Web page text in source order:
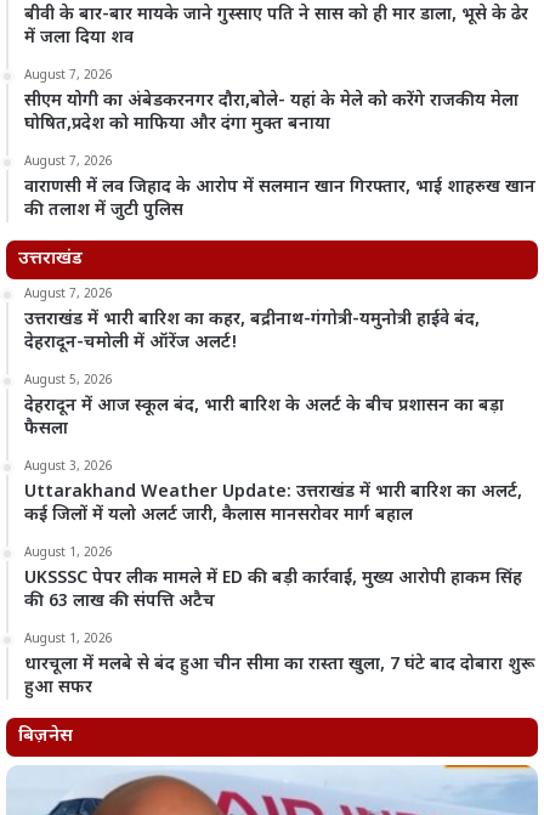
बीवी के बार-बार मायके जाने गुस्साए पति ने सास को ही मार डाला, भूसे के ढेर
में जला दिया शव
August 7, 2026
सीएम योगी का अंबेडकरनगर दौरा,बोले- यहां के मेले को करेंगे राजकीय मेला
घोषित,प्रदेश को माफिया और दंगा मुक्त बनाया
August 7, 2026
वाराणसी में लव जिहाद के आरोप में सलमान खान गिरफ्तार, भाई शाहरुख खान
की तलाश में जुटी पुलिस
उत्तराखंड
August 7, 2026
उत्तराखंड में भारी बारिश का कहर, बद्रीनाथ-गंगोत्री-यमुनोत्री हाईवे बंद,
देहरादून-चमोली में ऑरेंज अलर्ट!
August 5, 2026
देहरादून में आज स्कूल बंद, भारी बारिश के अलर्ट के बीच प्रशासन का बड़ा
फैसला
August 3, 2026
Uttarakhand Weather Update: उत्तराखंड में भारी बारिश का अलर्ट,
कई जिलों में यलो अलर्ट जारी, कैलास मानसरोवर मार्ग बहाल
August 1, 2026
UKSSSC पेपर लीक मामले में ED की बड़ी कार्रवाई, मुख्य आरोपी हाकम सिंह
की 63 लाख की संपत्ति अटैच
August 1, 2026
धारचूला में मलबे से बंद हुआ चीन सीमा का रास्ता खुला, 7 घंटे बाद दोबारा शुरू
हुआ सफर
बिज़नेस